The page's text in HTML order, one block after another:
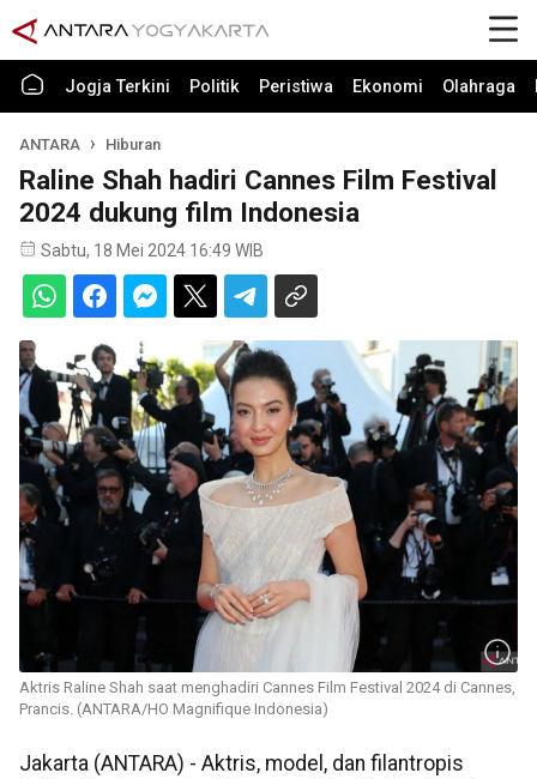
Jogja Terkini Politik Peristiwa Ekonomi Olahraga
ANTARA Hiburan
Raline Shah hadiri Cannes Film Festival
2024 dukung film Indonesia
Sabtu, 18 Mei 2024 16:49 WIB
Aktris Raline Shah saat menghadiri Cannes Film Festival 2024 di Cannes,
Prancis. (ANTARA/HO Magnifique Indonesia)
Jakarta (ANTARA) - Aktris, model, dan filantropis